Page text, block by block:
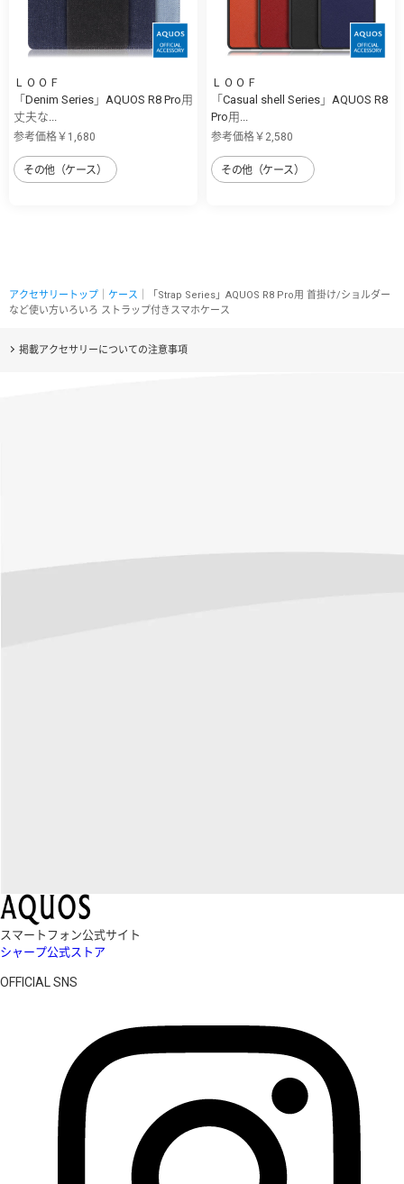
ＬＯＯＦ
「Denim Series」AQUOS R8 Pro用
丈夫な...
参考価格￥1,680
その他（ケース）
ＬＯＯＦ
「Casual shell Series」AQUOS R8
Pro用...
参考価格￥2,580
その他（ケース）
アクセサリートップ ケース ｜「Strap Series」AQUOS R8 Pro用 首掛け/ショルダー
など使い方いろいろ ストラップ付きスマホケース
掲載アクセサリーについての注意事項
スマートフォン公式サイト
シャープ公式ストア
OFFICIAL SNS